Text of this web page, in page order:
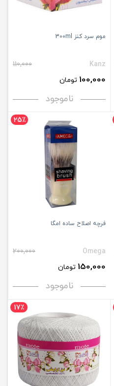
موم سرد کنز 300ml
Kanz
110,000
100,000 تومان
ناموجود
25٪
فرچه اصلاح ساده امگا
Omega
200,000
150,000 تومان
ناموجود
17٪